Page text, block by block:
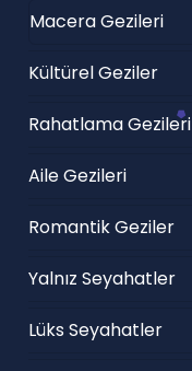
Macera Gezileri
Kültürel Geziler
Rahatlama Gezileri
Aile Gezileri
Romantik Geziler
Yalnız Seyahatler
Lüks Seyahatler